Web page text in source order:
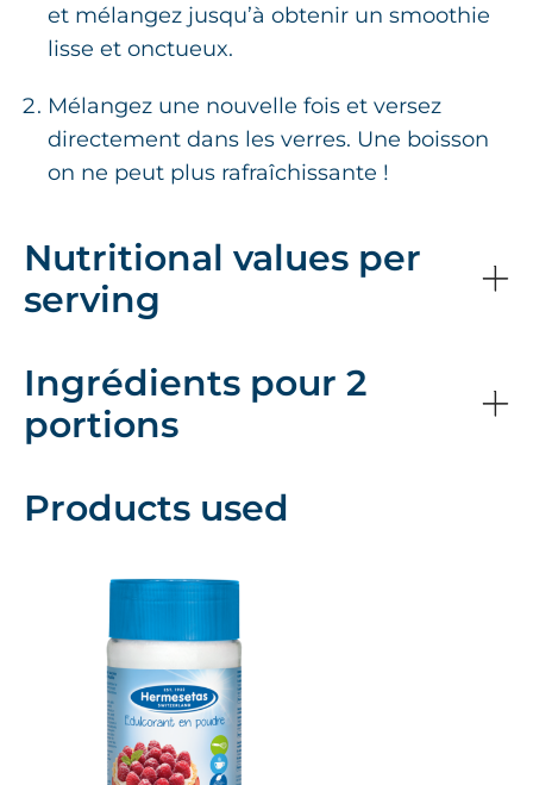
et mélangez jusqu’à obtenir un smoothie
lisse et onctueux.
Mélangez une nouvelle fois et versez
directement dans les verres. Une boisson
on ne peut plus rafraîchissante !
Nutritional values per
serving
Ingrédients pour 2
portions
Products used